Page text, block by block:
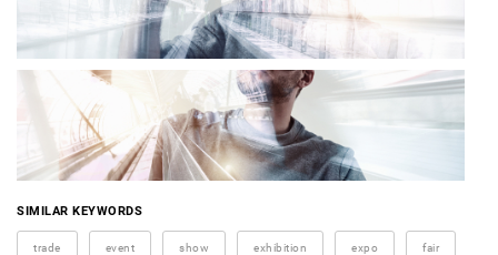
SIMILAR KEYWORDS
trade event show exhibition expo fair